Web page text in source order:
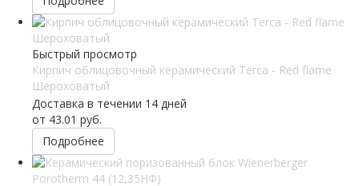
Быстрый просмотр
Кирпич облицовочный керамический Terca - Red flame
Шероховатый
Доставка в течении 14 дней
от 43.01 руб.
Подробнее